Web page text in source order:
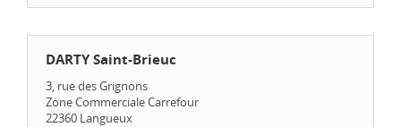
DARTY Saint-Brieuc
3, rue des Grignons
Zone Commerciale Carrefour
22360 Langueux